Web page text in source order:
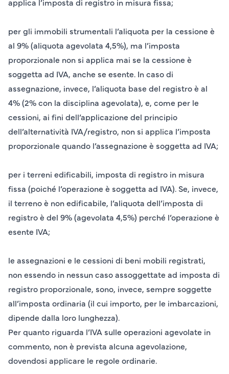
per gli immobili strumentali l’aliquota per la cessione è
al 9% (aliquota agevolata 4,5%), ma l’imposta
proporzionale non si applica mai se la cessione è
soggetta ad IVA, anche se esente. In caso di
assegnazione, invece, l’aliquota base del registro è al
4% (2% con la disciplina agevolata), e, come per le
cessioni, ai fini dell’applicazione del principio
dell’alternatività IVA/registro, non si applica l’imposta
proporzionale quando l’assegnazione è soggetta ad IVA;
per i terreni edificabili, imposta di registro in misura
fissa (poiché l’operazione è soggetta ad IVA). Se, invece,
il terreno è non edificabile, l’aliquota dell’imposta di
registro è del 9% (agevolata 4,5%) perché l’operazione è
esente IVA;
le assegnazioni e le cessioni di beni mobili registrati,
non essendo in nessun caso assoggettate ad imposta di
registro proporzionale, sono, invece, sempre soggette
all’imposta ordinaria (il cui importo, per le imbarcazioni,
dipende dalla loro lunghezza).
Per quanto riguarda l’IVA sulle operazioni agevolate in
commento, non è prevista alcuna agevolazione,
dovendosi applicare le regole ordinarie.